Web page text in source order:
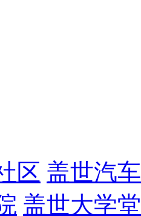
区 盖世汽
盖世大学堂